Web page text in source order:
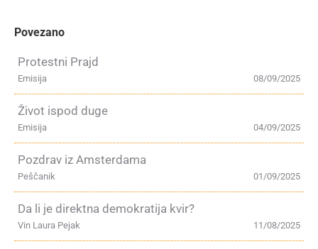
Povezano
Protestni Prajd
08/09/2025
Emisija
Život ispod duge
04/09/2025
Emisija
Pozdrav iz Amsterdama
01/09/2025
Peščanik
Da li je direktna demokratija kvir?
11/08/2025
Vin Laura Pejak